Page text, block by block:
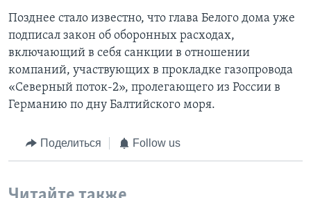
Позднее стало известно, что глава Белого дома уже
подписал закон об оборонных расходах,
включающий в себя санкции в отношении
компаний, участвующих в прокладке газопровода
«Северный поток-2», пролегающего из России в
Германию по дну Балтийского моря.
Поделиться Follow us